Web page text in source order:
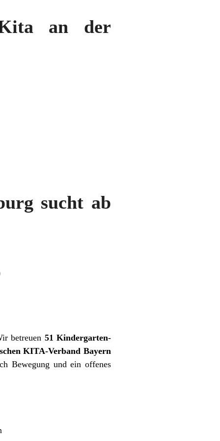
an der
sucht ab
betreuen 51 Kindergarten-
KITA-Verband Bayern
Bewegung und ein offenes